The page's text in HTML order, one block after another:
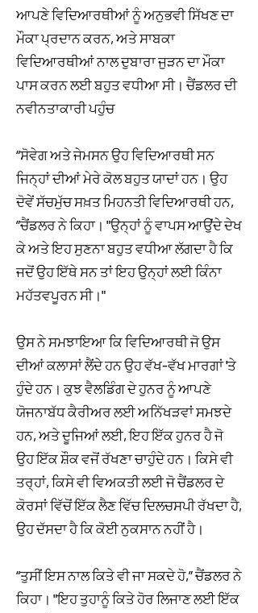
ਆਪਣੇ ਵਿਦਿਆਰਥੀਆਂ ਨੂੰ ਅਨੁਭਵੀ ਸਿੱਖਣ ਦਾ
ਮੌਕਾ ਪ੍ਰਦਾਨ ਕਰਨ, ਅਤੇ ਸਾਬਕਾ
ਵਿਦਿਆਰਥੀਆਂ ਨਾਲ ਦੁਬਾਰਾ ਜੁੜਨ ਦਾ ਮੌਕਾ
ਪਾਸ ਕਰਨ ਲਈ ਬਹੁਤ ਵਧੀਆ ਸੀ। ਚੈਂਡਲਰ ਦੀ
ਨਵੀਨਤਾਕਾਰੀ ਪਹੁੰਚ
“ਸੋਵੇਗ ਅਤੇ ਜੇਮਸਨ ਉਹ ਵਿਦਿਆਰਥੀ ਸਨ
ਜਿਨ੍ਹਾਂ ਦੀਆਂ ਮੇਰੇ ਕੋਲ ਬਹੁਤ ਯਾਦਾਂ ਹਨ। ਉਹ
ਦੋਵੇਂ ਸੱਚਮੁੱਚ ਸਖ਼ਤ ਮਿਹਨਤੀ ਵਿਦਿਆਰਥੀ ਹਨ,
”ਚੈਂਡਲਰ ਨੇ ਕਿਹਾ। "ਉਨ੍ਹਾਂ ਨੂੰ ਵਾਪਸ ਆਉਂਦੇ ਦੇਖ
ਕੇ ਅਤੇ ਇਹ ਸੁਣਨਾ ਬਹੁਤ ਵਧੀਆ ਲੱਗਦਾ ਹੈ ਕਿ
ਜਦੋਂ ਉਹ ਇੱਥੇ ਸਨ ਤਾਂ ਇਹ ਉਨ੍ਹਾਂ ਲਈ ਕਿੰਨਾ
ਮਹੱਤਵਪੂਰਨ ਸੀ।"
ਉਸ ਨੇ ਸਮਝਾਇਆ ਕਿ ਵਿਦਿਆਰਥੀ ਜੋ ਉਸ
ਦੀਆਂ ਕਲਾਸਾਂ ਲੈਂਦੇ ਹਨ ਉਹ ਵੱਖ-ਵੱਖ ਮਾਰਗਾਂ 'ਤੇ
ਹੁੰਦੇ ਹਨ। ਕੁਝ ਵੈਲਡਿੰਗ ਦੇ ਹੁਨਰ ਨੂੰ ਆਪਣੇ
ਯੋਜਨਾਬੱਧ ਕੈਰੀਅਰ ਲਈ ਅਨਿੱਖੜਵਾਂ ਸਮਝਦੇ
ਹਨ, ਅਤੇ ਦੂਜਿਆਂ ਲਈ, ਇਹ ਇੱਕ ਹੁਨਰ ਹੈ ਜੋ
ਉਹ ਇੱਕ ਸ਼ੌਕ ਵਜੋਂ ਰੱਖਣਾ ਚਾਹੁੰਦੇ ਹਨ। ਕਿਸੇ ਵੀ
ਤਰ੍ਹਾਂ, ਕਿਸੇ ਵੀ ਵਿਅਕਤੀ ਲਈ ਜੋ ਚੈਂਡਲਰ ਦੇ
ਕੋਰਸਾਂ ਵਿੱਚੋਂ ਇੱਕ ਲੈਣ ਵਿੱਚ ਦਿਲਚਸਪੀ ਰੱਖਦਾ ਹੈ,
ਉਹ ਦੱਸਦਾ ਹੈ ਕਿ ਕੋਈ ਨੁਕਸਾਨ ਨਹੀਂ ਹੈ।
“ਤੁਸੀਂ ਇਸ ਨਾਲ ਕਿਤੇ ਵੀ ਜਾ ਸਕਦੇ ਹੋ,” ਚੈਂਡਲਰ ਨੇ
ਕਿਹਾ। "ਇਹ ਤੁਹਾਨੂੰ ਕਿਤੇ ਹੋਰ ਲਿਜਾਣ ਲਈ ਇੱਕ